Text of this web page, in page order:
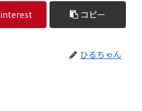
コピー
ひるちゃん